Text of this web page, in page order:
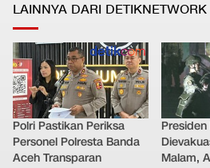
LAINNYA DARI DETIKNETWORK
Polri Pastikan Periksa
Personel Polresta Banda
Aceh Transparan
Malam,